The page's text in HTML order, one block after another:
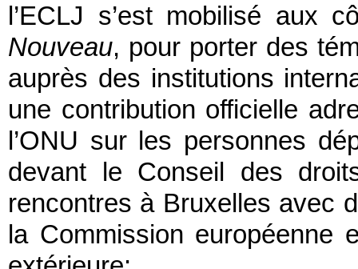
l’ECLJ s’est mobilisé aux
Nouveau, pour porter des
auprès des institutions
une contribution officielle
l’ONU sur les personnes
devant le Conseil des
rencontres à Bruxelles avec
la Commission européenne